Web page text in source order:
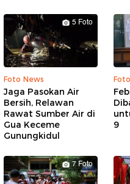
5 Foto
Foto News
Jaga Pasokan Air
Bersih, Relawan
Rawat Sumber Air di
Gua Keceme
Gunungkidul
9
7 Foto